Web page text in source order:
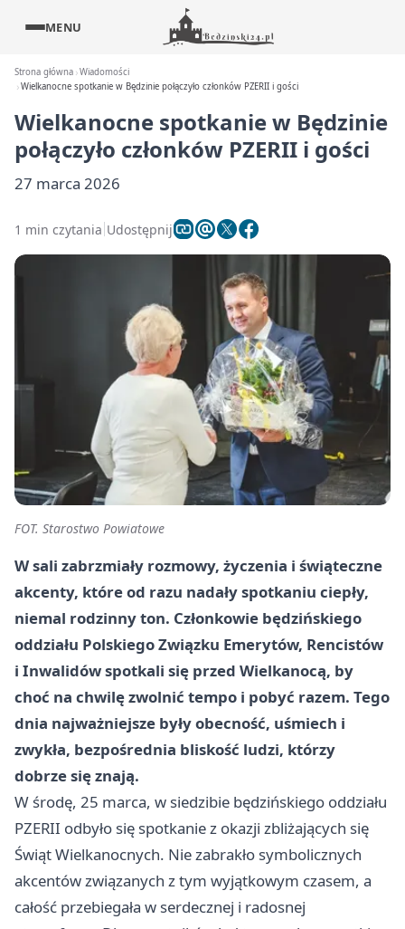
MENU
Strona główna Wiadomości
Wielkanocne spotkanie w Będzinie połączyło członków PZERII i gości
Wielkanocne spotkanie w Będzinie
połączyło członków PZERII i gości
27 marca 2026
1 min czytania Udostępnij
FOT. Starostwo Powiatowe
W sali zabrzmiały rozmowy, życzenia i świąteczne
akcenty, które od razu nadały spotkaniu ciepły,
niemal rodzinny ton. Członkowie będzińskiego
oddziału Polskiego Związku Emerytów, Rencistów
i Inwalidów spotkali się przed Wielkanocą, by
choć na chwilę zwolnić tempo i pobyć razem. Tego
dnia najważniejsze były obecność, uśmiech i
zwykła, bezpośrednia bliskość ludzi, którzy
dobrze się znają.
W środę, 25 marca, w siedzibie będzińskiego oddziału
PZERII odbyło się spotkanie z okazji zbliżających się
Świąt Wielkanocnych. Nie zabrakło symbolicznych
akcentów związanych z tym wyjątkowym czasem, a
całość przebiegała w serdecznej i radosnej